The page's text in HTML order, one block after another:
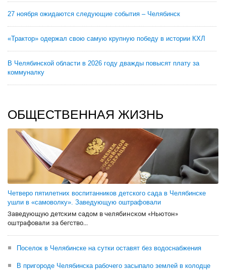
27 ноября ожидаются следующие события – Челябинск
«Трактор» одержал свою самую крупную победу в истории КХЛ
В Челябинской области в 2026 году дважды повысят плату за
коммуналку
ОБЩЕСТВЕННАЯ ЖИЗНЬ
Четверо пятилетних воспитанников детского сада в Челябинске
ушли в «самоволку». Заведующую оштрафовали
Заведующую детским садом в челябинском «Ньютон»
оштрафовали за бегство...
Поселок в Челябинске на сутки оставят без водоснабжения
В пригороде Челябинска рабочего засыпало землей в колодце